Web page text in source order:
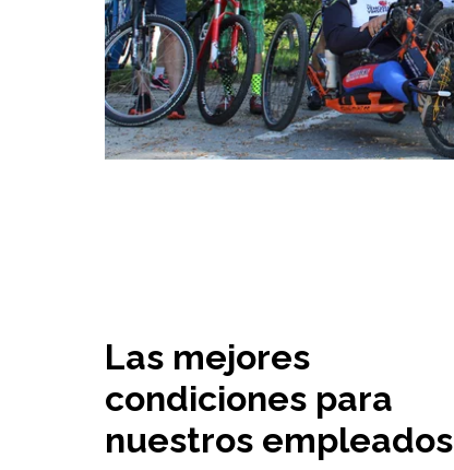
Las mejores
condiciones para
nuestros empleados